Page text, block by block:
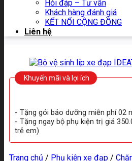
Hỏi đáp – Tư vấn
Khách hàng đánh giá
KẾT NỐI CỘNG ĐỒNG
Liên hệ
Khuyến mãi và lợi ích
- Tặng gói bảo dưỡng miễn phí 02
- Tặng ngay bộ phụ kiện trị giá
trẻ em)
Trang chủ / Phụ kiện xe đạp /